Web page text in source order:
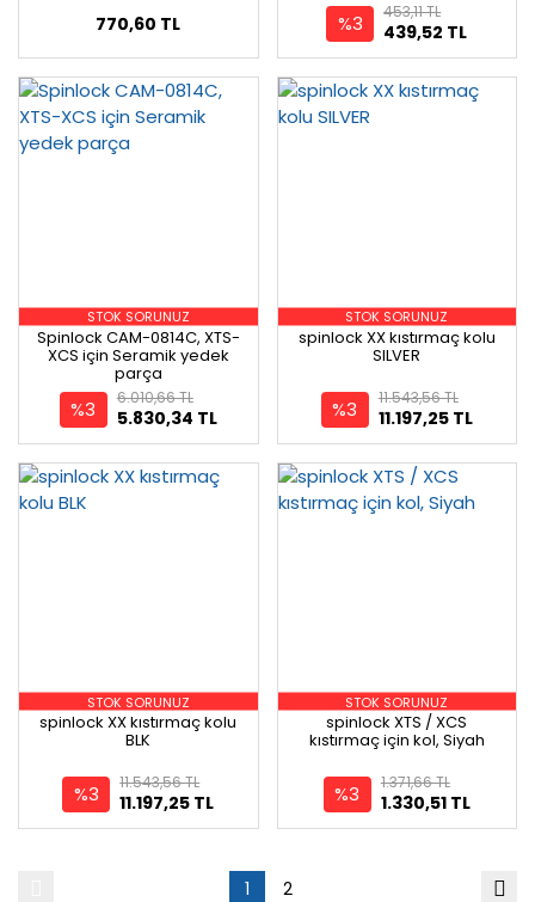
770,60 TL %3 439,52 TL
453,11 TL
STOK SORUNUZ
Spinlock CAM-0814C, XTS-
XCS için Seramik yedek
parça
%3 5.830,34 TL
6.010,66 TL
STOK SORUNUZ
spinlock XX kıstırmaç kolu
SILVER
%3 11.197,25 TL
11.543,56 TL
STOK SORUNUZ
spinlock XX kıstırmaç kolu
BLK
%3 11.197,25 TL
11.543,56 TL
STOK SORUNUZ
spinlock XTS / XCS
kıstırmaç için kol, Siyah
%3 1.330,51 TL
1.371,66 TL
1 2